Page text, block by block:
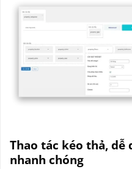
Thao tác kéo thả, dễ
nhanh chóng